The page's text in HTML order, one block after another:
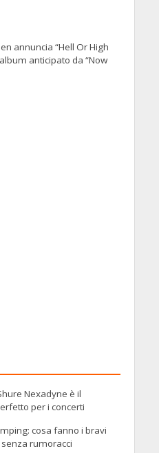
annuncia “Hell Or High
anticipato da “Now
Nexadyne è il
per i concerti
cosa fanno i bravi
rumoracci